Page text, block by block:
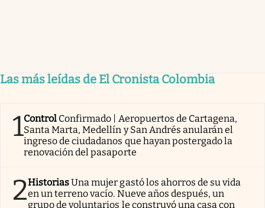
Las más leídas de El Cronista Colombia
1Control Confirmado | Aeropuertos de Cartagena,
Santa Marta, Medellín y San Andrés anularán el
ingreso de ciudadanos que hayan postergado la
renovación del pasaporte
2HistoriasUna mujer gastó los ahorros de su vida
en un terreno vacío. Nueve años después, un
grupo de voluntarios le construyó una casa con